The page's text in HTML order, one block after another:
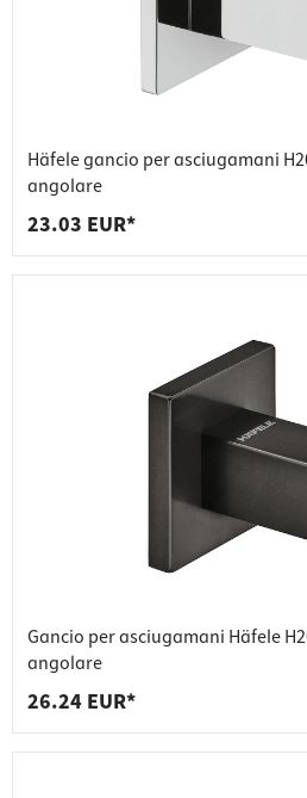
Häfele gancio per asciugamani
angolare
23.03 EUR*
Gancio per asciugamani Häfele
angolare
26.24 EUR*